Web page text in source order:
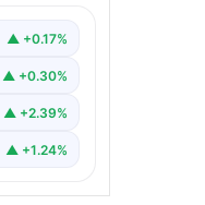
▲ +0.17%
▲ +0.30%
▲ +2.39%
▲ +1.24%